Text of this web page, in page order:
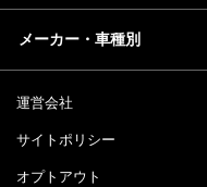
メーカー・車種別
運営会社
サイトポリシー
オプトアウト